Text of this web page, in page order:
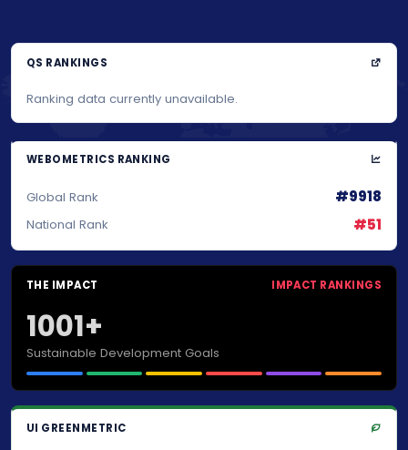
QS RANKINGS
Ranking data currently unavailable.
WEBOMETRICS RANKING
Global Rank #9918
National Rank #51
THE IMPACT IMPACT RANKINGS
1001+
Sustainable Development Goals
UI GREENMETRIC